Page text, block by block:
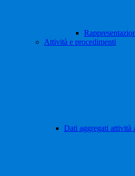
Attività e procedimenti
Dati aggregati attività